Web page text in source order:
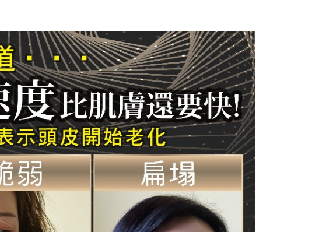
完成交易。
3.實際核准額度、可分期數及費用金額請依後續交易確認頁面所載為準。
4.訂單成立30分鐘內，如未前往確認交易或遇審核未通過，訂單將自動取
消。如遇「轉專審核」未通過狀況，表示未達大哥付你分期系統評分，恕
無法說明評估內容。
【繳款方式說明】
1.分期款項不併入電信帳單，「大哥付你分期」於每月結算日後寄送繳費提
醒簡訊。
2.透過簡訊連結打開帳單後，可選擇「超商條碼／台灣大直營門市／銀行轉
帳／街口支付／iPASS MONEY」等通路繳費。
【注意事項】
1.本服務係由「台灣大哥大股份有限公司」（以下簡稱本公司）所提供，讓
用戶於交易時，得透過本服務購買商品或服務，並由商店將買賣／分期付
款買賣價金債權讓與本公司後，依約使用本公司帳單繳交帳款。
2.基於同意付款使用「大哥付你分期」之契約關係目的，商店將以您的個人
資料（包含姓名、電話或地址）提供予台灣大哥大進項蒐集、處理及利
用，由本公司與您本人進行分期帳單所需資料之確認、核對及更正。
3.完整用戶服務條款，請詳閱以下連結：https://oppay.tw/userRule
【關於「AFTEE先享後付」】
AFTEE先享後付是「在收到商品之後才付款」的支付方式。 讓您購物簡單
便利好安心！
１．簡單：不需註冊會員、不需綁卡、不需儲值。
２．便利：只要手機號碼，簡訊認證，即可結帳。
３．安心：先確認商品／服務後，再付款。
【「AFTEE先享後付」結帳流程】
１．於結帳方式選擇「AFTEE先享後付」後，將跳轉至「AFTEE先享後
付」結帳頁面，進行簡訊認證並確認金額後，即可完成結帳。
２．訂單成立數日內，您將收到繳費通知簡訊。
３．收到繳費通知簡訊後14天內，點擊此簡訊中的連結，可透過四大超商
／ATM／網路銀行／等多元方式進行付款，方視為交易完成。
※ 請注意：結帳手續完成當下不需立刻繳費，但若您需要取消訂單，請聯
絡購買商品的店家。未經商家同意取消之訂單仍視為有效，需透過AFTEE
先享後付繳納相關費用。
※ 交易是否成功請以「AFTEE先享後付 」之結帳頁面顯示為準，若有關於
是否繳費成功／繳費後需取消欲退款等相關疑問，請聯繫「AFTEE先享後
付客戶支援中心」
https://netprotections.freshdesk.com/support/home
Hami Point
相關說明
「Hami Point」為中華電信所提供之點數服務，可於會員專區綁定中華電
信會員帳號後，即可在購物車使用 Hami Point 折抵消費金額 (1點等於1
元)。
運送方式
宅配
每筆NT$90，滿NT$1,000(含以上)免運費
國家/地區配送 查看運費